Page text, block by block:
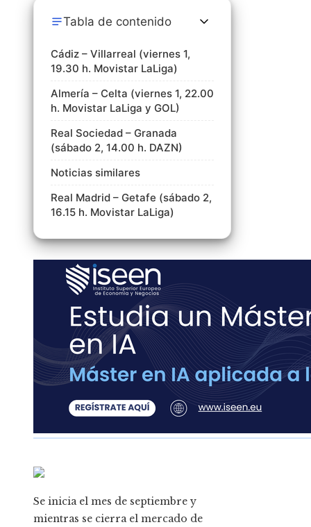
Tabla de contenido
Cádiz – Villarreal (viernes 1,
19.30 h. Movistar LaLiga)
Almería – Celta (viernes 1, 22.00
h. Movistar LaLiga y GOL)
Real Sociedad – Granada
(sábado 2, 14.00 h. DAZN)
Noticias similares
Real Madrid – Getafe (sábado 2,
16.15 h. Movistar LaLiga)
Se inicia el mes de septiembre y
mientras se cierra el mercado de